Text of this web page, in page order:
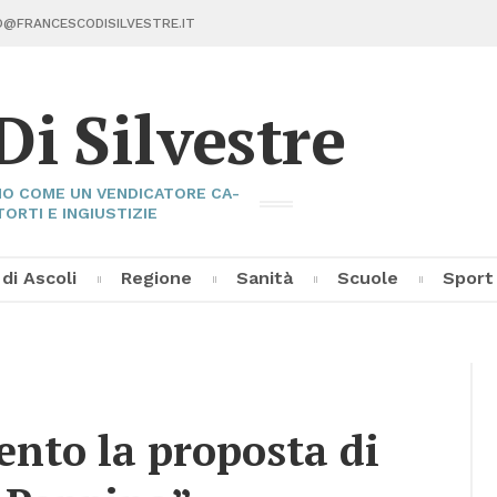
Sil­ve­stre
COME UN VEN­DI­CA­TO­RE CA­
E IN­GIU­STI­ZIE
Asco­li Re­gio­ne Sa­ni­tà Scuo­le Sport
la pro­po­sta di